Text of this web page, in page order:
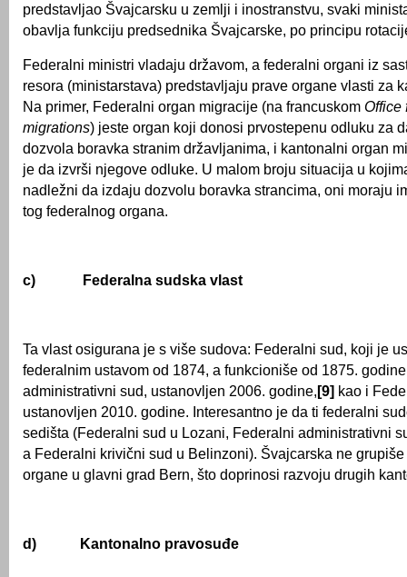
predstavljao Švajcarsku u zemlji i inostranstvu, svaki
obavlja funkciju predsednika Švajcarske, po principu
Federalni ministri vladaju državom, a federalni organi iz
resora (ministarstava) predstavljaju prave organe vlasti za
Na primer, Federalni organ migracije (na francuskom Office
migrations) jeste organ koji donosi prvostepenu odluku za
dozvola boravka stranim državljanima, i kantonalni organ
je da izvrši njegove odluke. U malom broju situacija u
nadležni da izdaju dozvolu boravka strancima, oni moraju
tog federalnog organa.
c) Federalna sudska vlast
Ta vlast osigurana je s više sudova: Federalni sud, koji je
federalnim ustavom od 1874, a funkcioniše od 1875.
administrativni sud, ustanovljen 2006. godine,[9] kao i
ustanovljen 2010. godine. Interesantno je da ti federalni
sedišta (Federalni sud u Lozani, Federalni administrativni
a Federalni krivični sud u Belinzoni). Švajcarska ne
organe u glavni grad Bern, što doprinosi razvoju drugih
d) Kantonalno pravosuđe